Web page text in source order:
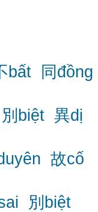
bất
同đồng
別biệt 異dị
故cố
別biệt